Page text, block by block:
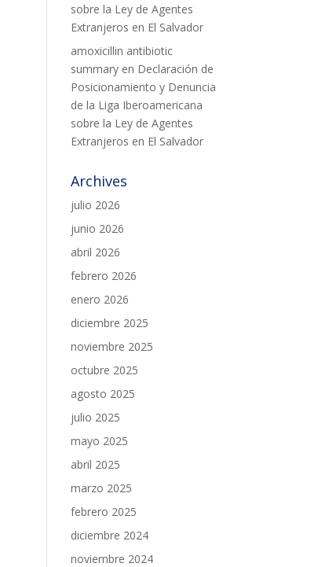
sobre la Ley de Agentes
Extranjeros en El Salvador
amoxicillin antibiotic
summary en Declaración de
Posicionamiento y Denuncia
de la Liga Iberoamericana
sobre la Ley de Agentes
Extranjeros en El Salvador
Archives
julio 2026
junio 2026
abril 2026
febrero 2026
enero 2026
diciembre 2025
noviembre 2025
octubre 2025
agosto 2025
julio 2025
mayo 2025
abril 2025
marzo 2025
febrero 2025
diciembre 2024
noviembre 2024